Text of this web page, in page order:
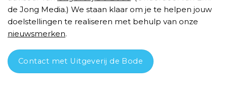
de Jong Media.) We staan klaar om je te helpen jouw
doelstellingen te realiseren met behulp van onze
nieuwsmerken.
Contact met Uitgeverij de Bode